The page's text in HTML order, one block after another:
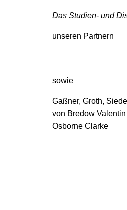
Das Studien- und
unseren Partnern
sowie
Gaßner, Groth,
von Bredow
Osborne Clarke